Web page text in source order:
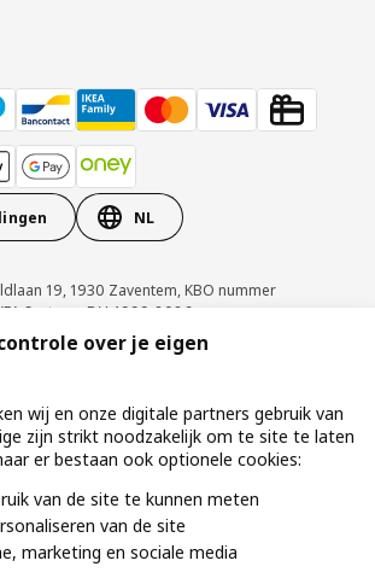
NL
19, 1930 Zaventem, KBO nummer
Systems B.V. 1999-2026
Responsible Disclosure Program
uitenKlachten
(services)
over je eigen
wij en onze digitale partners gebruik van
zijn strikt noodzakelijk om te site te laten
er bestaan ook optionele cookies:
van de site te kunnen meten
van de site
marketing en sociale media